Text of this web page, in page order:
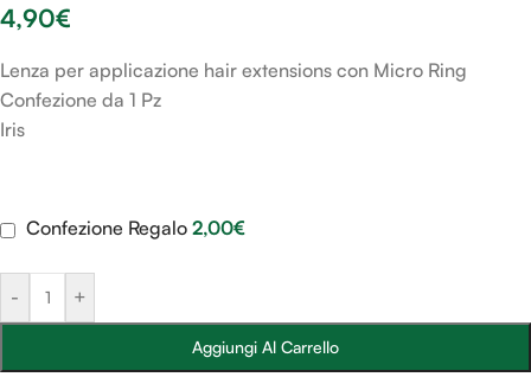
4,90€
Lenza per applicazione hair extensions con Micro Ring
Confezione da 1 Pz
Iris
- +
Aggiungi Al Carrello
Confezione Regalo 2,00€